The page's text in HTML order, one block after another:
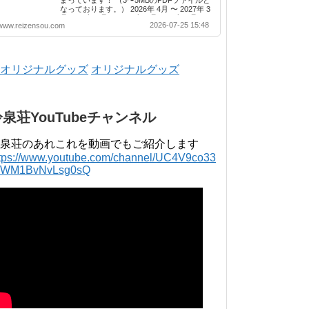
なっております。） 2026年 4月 〜 2027年 3
月 2025年 4月 〜 2026年 3月 2024年 4月 〜
2025年 3月 2023年 4月 〜 2024年 3月 2022
年 4月 〜 2023年 3月 2021年 4月 〜 2022年
年 4月 〜 2018年 3月 2016年 4月 〜 2017年
3月 2015年 4月 〜 2016年 3月 2014年 4月 〜
2026-07-25 15:48
オリジナルグッズ
泉荘YouTubeチャンネル
荘のあれこれを動画でもご紹介します
www.youtube.com/channel/UC4V9co33